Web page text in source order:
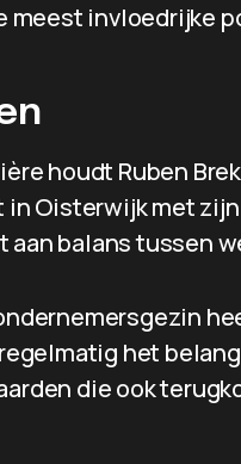
meest invloedrijke
houdt Ruben
Oisterwijk met
aan balans tussen
het
die ook